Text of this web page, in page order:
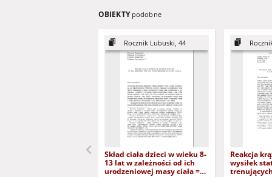
OBIEKTY podobne
Rocznik Lubuski, 44
Skład ciała dzieci w wieku 8-
13 lat w zależności od ich
urodzeniowej masy ciała =
Reakcja
wysiłek